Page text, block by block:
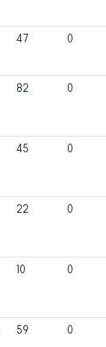
47 0
82 0
45 0
22 0
10 0
59 0